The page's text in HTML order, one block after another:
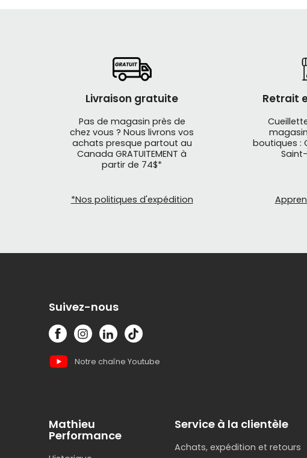
autour de tests
Si vous cherchez
Les casques
Vélo de
C’est
Pour les
les jeunes en
Livraison gratuite
Pas de magasin près de
chez vous ? Nous livrons vos
achats presque partout au
Canada GRATUITEMENT à
partir de 74$*
*Nos politiques d'expédition
Retrait
boutiques :
Suivez-nous
Notre chaîne Youtube
Mathieu
Performance
Service à la clientèle
Achats, expédition et retours